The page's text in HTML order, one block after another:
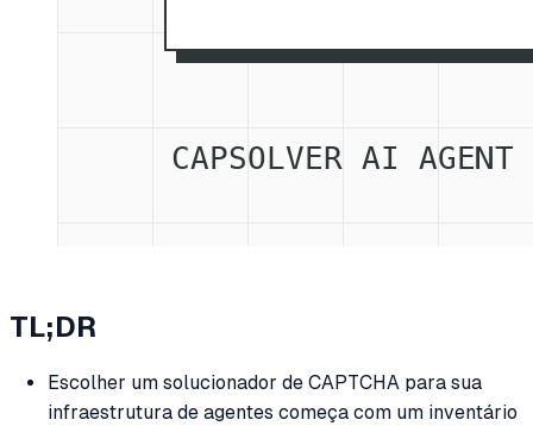
TL;DR
Escolher um solucionador de CAPTCHA para sua
infraestrutura de agentes começa com um inventário